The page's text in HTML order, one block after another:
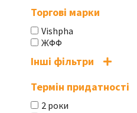
Торгові марки
Vishpha
ЖФФ
Інші фільтри
Термін придатності
2 роки